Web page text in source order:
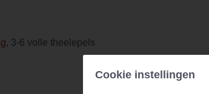
, 3-6 volle theelepels
Cookie instellingen